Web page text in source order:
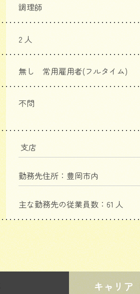
調理師
2 人
無し 常用雇用者(フルタイム)
不問
支店
勤務先住所：豊岡市内
主な勤務先の従業員数：61 人
キャリア